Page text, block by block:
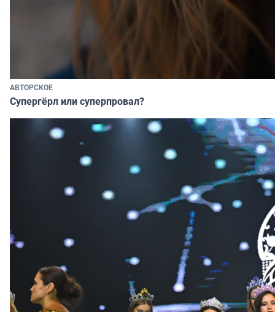
АВТОРСКОЕ
Супергёрл или суперпровал?